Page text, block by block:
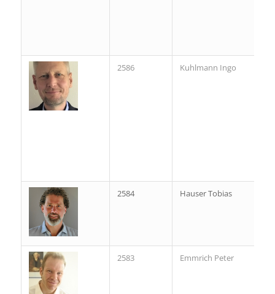
2586 Kuhlmann Ingo
2584 Hauser Tobias
2583 Emmrich Peter